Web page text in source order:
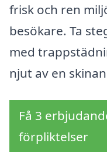
frisk och ren
besökare. Ta
med
njut av en
Få 3
förpliktelser